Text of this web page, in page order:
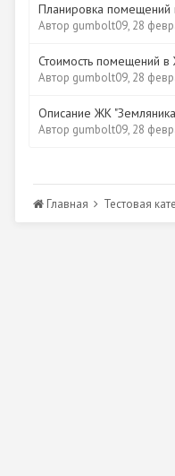
Планировка помещений
Автор gumbolt09, 28
Стоимость помещений в
Автор gumbolt09, 28
Описание ЖК
Автор gumbolt09, 28
Главная Тестовая